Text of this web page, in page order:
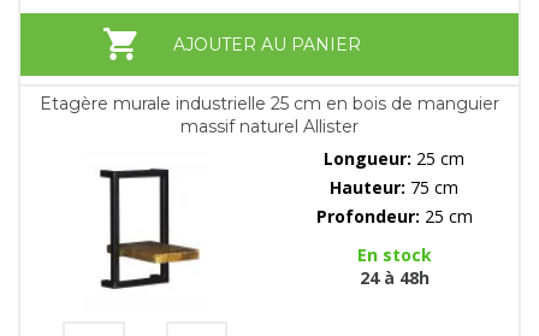
AJOUTER AU PANIER
Etagère murale industrielle 25 cm en bois de manguier
massif naturel Allister
Longueur: 25 cm
Hauteur: 75 cm
Profondeur: 25 cm
En stock
24 à 48h